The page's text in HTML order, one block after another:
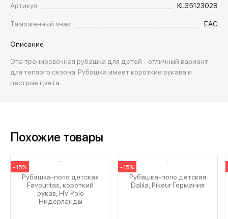
Артикул
KL35123028
Таможенный знак
EAC
Описание
Эта тренировочная рубашка для детей - отличный вариант
для теплого сезона. Рубашка имеет короткие рукава и
пестрые цвета.
Похожие товары
-15%
Рубашка-поло детская
Favouritas, короткий
рукав, HV Polo
Нидерланды
-15%
Рубашка-поло детская
Dalila, Pikeur Германия